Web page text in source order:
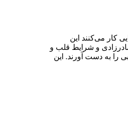
کار می‌کنند این
و شرایط قلب و
را به دست آورند. این